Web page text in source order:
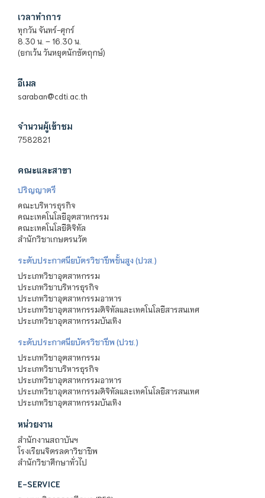
เวลาทำการ
ทุกวัน จันทร์-ศุกร์
8.30 น. – 16.30 น.
(ยกเว้น วันหยุดนักขัตฤกษ์)
อีเมล
saraban@cdti.ac.th
จำนวนผู้เข้าชม
7582821
คณะและสาขา
ปริญญาตรี
คณะบริหารธุรกิจ
คณะเทคโนโลยีอุตสาหกรรม
คณะเทคโนโลยีดิจิทัล
สำนักวิชาเกษตรนวัต
ระดับประกาศนียบัตรวิชาชีพชั้นสูง (ปวส.)
ประเภทวิชาอุตสาหกรรม
ประเภทวิชาบริหารธุรกิจ
ประเภทวิชาอุตสาหกรรมอาหาร
ประเภทวิชาอุตสาหกรรมดิจิทัลและเทคโนโลยีสารสนเทศ
ประเภทวิชาอุตสาหกรรมบันเทิง
ระดับประกาศนียบัตรวิชาชีพ (ปวช.)
ประเภทวิชาอุตสาหกรรม
ประเภทวิชาบริหารธุรกิจ
ประเภทวิชาอุตสาหกรรมอาหาร
ประเภทวิชาอุตสาหกรรมดิจิทัลและเทคโนโลยีสารสนเทศ
ประเภทวิชาอุตสาหกรรมบันเทิง
หน่วยงาน
สำนักงานสถาบันฯ
โรงเรียนจิตรลดาวิชาชีพ
สำนักวิชาศึกษาทั่วไป
E-SERVICE